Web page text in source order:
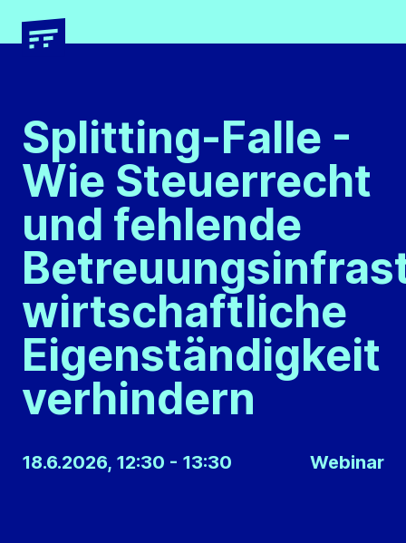
Splitting-Falle -
Wie Steuerrecht
und fehlende
wirtschaftliche
Eigenständigkeit
verhindern
18.6.2026, 12:30 - 13:30 Webinar
Newsletter
Vorname *
Nachname *
E-Mail Adresse*
Presseverteiler
Vorname *
Nachname *
Organisation